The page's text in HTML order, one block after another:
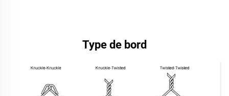
Type de bord